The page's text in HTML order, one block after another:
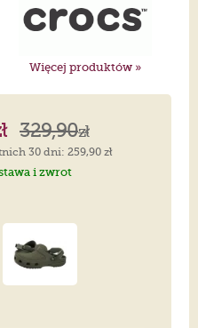
Więcej produktów »
329,90zł
30 dni: 259,90 zł
i zwrot